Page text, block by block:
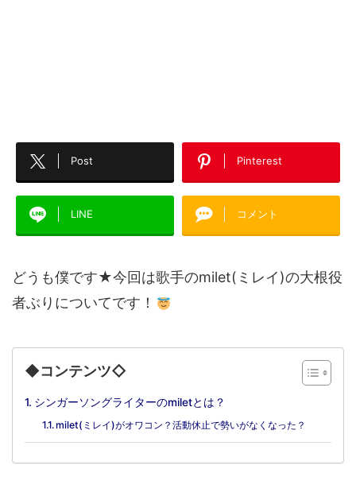
Post Pinterest
LINE コメント
どうも僕です★今回は歌手のmilet(ミレイ)の大根役
者ぶりについてです！
◆コンテンツ◇
シンガーソングライターのmiletとは？
milet(ミレイ)がオワコン？活動休止で勢いがなくなった？